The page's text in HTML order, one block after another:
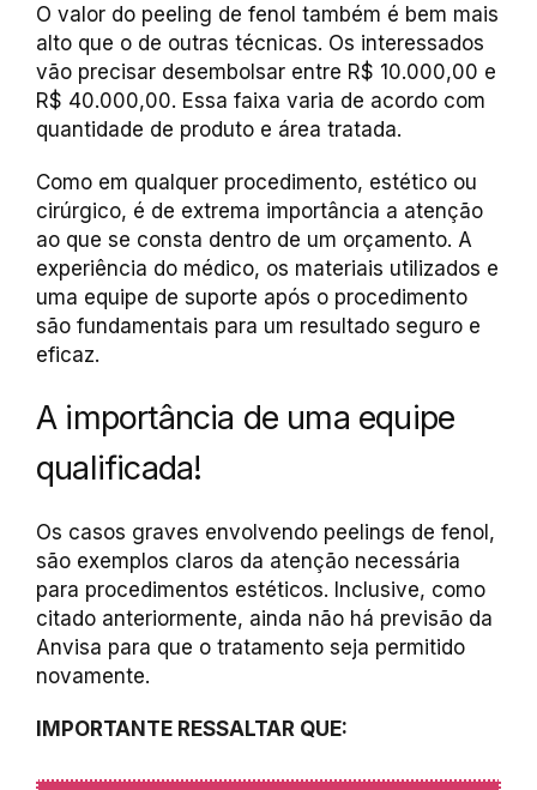
O valor do peeling de fenol também é bem mais
alto que o de outras técnicas. Os interessados
vão precisar desembolsar entre R$ 10.000,00 e
R$ 40.000,00. Essa faixa varia de acordo com
quantidade de produto e área tratada.
Como em qualquer procedimento, estético ou
cirúrgico, é de extrema importância a atenção
ao que se consta dentro de um orçamento. A
experiência do médico, os materiais utilizados e
uma equipe de suporte após o procedimento
são fundamentais para um resultado seguro e
eficaz.
A importância de uma equipe
qualificada!
Os casos graves envolvendo peelings de fenol,
são exemplos claros da atenção necessária
para procedimentos estéticos. Inclusive, como
citado anteriormente, ainda não há previsão da
Anvisa para que o tratamento seja permitido
novamente.
IMPORTANTE RESSALTAR QUE: